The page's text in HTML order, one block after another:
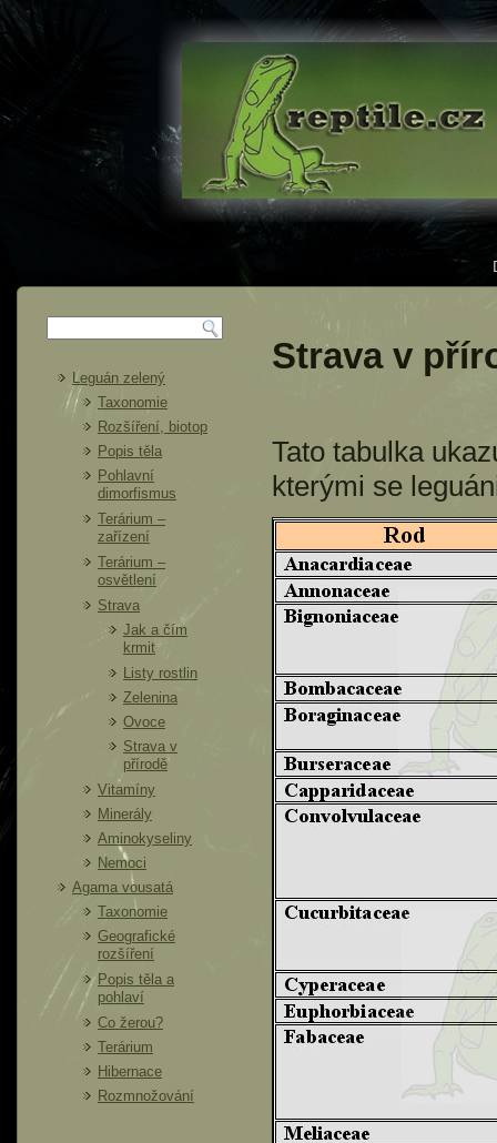
Leguán zelený
Taxonomie
Rozšíření, biotop
Popis těla
Pohlavní
dimorfismus
Terárium –
zařízení
Terárium –
osvětlení
Strava
Jak a čím
krmit
Listy rostlin
Zelenina
Ovoce
Strava v
přírodě
Vitamíny
Minerály
Aminokyseliny
Nemoci
Agama vousatá
Taxonomie
Geografické
rozšíření
Popis těla a
pohlaví
Co žerou?
Terárium
Hibernace
Rozmnožování
Strava v
Tato tabulka
kterými se